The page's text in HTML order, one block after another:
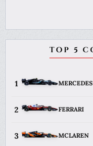
TOP 5
1 MERCEDES
2 FERRARI
3 MCLAREN